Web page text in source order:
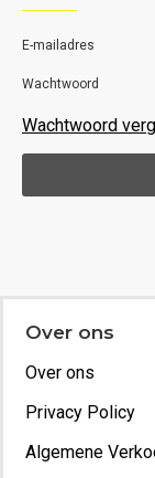
E-mailadres
Wachtwoord
Wachtwoord
Over ons
Over ons
Privacy Policy
Algemene